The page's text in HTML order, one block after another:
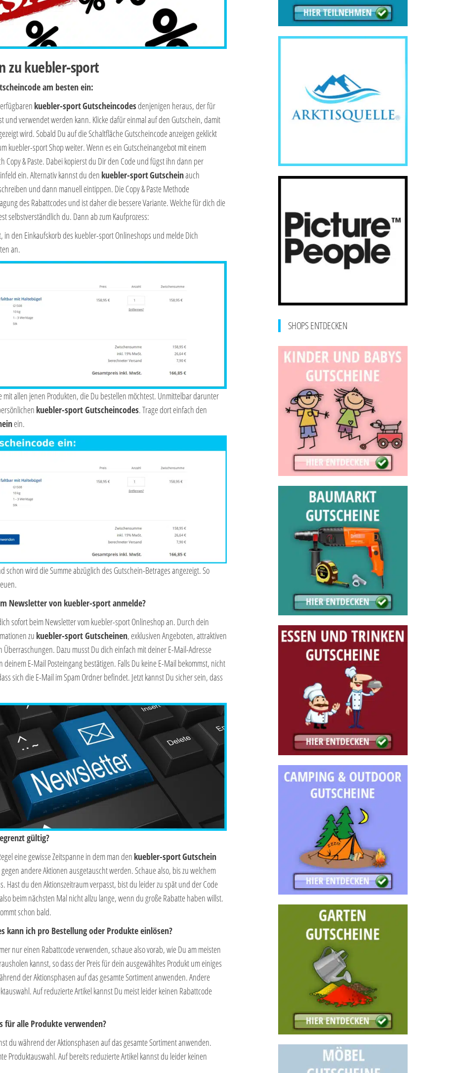
zu kuebler-sport
am besten ein:
kuebler-sportGutscheincodesdenjenigen heraus, der für
und verwendet werden kann. Klicke dafür einmal auf den Gutschein, damit
wird. Sobald Du auf die Schaltfläche Gutscheincode anzeigen geklickt
kuebler-sport Shop weiter. Wenn es ein Gutscheinangebot mit einem
Copy & Paste. Dabei kopierst du Dir den Code und fügst ihn dann per
ein. Alternativ kannst du den kuebler-sportGutscheinauch
und dann manuell eintippen. Die Copy & Paste Methode
des Rabattcodes und ist daher die bessere Variante. Welche für dich die
selbstverständlich du. Dann ab zum Kaufprozess:
in den Einkaufskorb des kuebler-sport Onlineshops und melde Dich
an.
mit allen jenen Produkten, die Du bestellen möchtest. Unmittelbar darunter
kuebler-sport Gutscheincodes. Trage dort einfach den
ein.
schon wird die Summe abzüglich des Gutschein-Betrages angezeigt. So
Newsletter von kuebler-sport anmelde?
sofort beim Newsletter vom kuebler-sport Onlineshop an. Durch dein
zu kuebler-sport Gutscheinen, exklusiven Angeboten, attraktiven
Dazu musst Du dich einfach mit deiner E-Mail-Adresse
E-Mail Posteingang bestätigen. Falls Du keine E-Mail bekommst, nicht
sich die E-Mail im Spam Ordner befindet. Jetzt kannst Du sicher sein, dass
gültig?
eine gewisse Zeitspanne in dem man den kuebler-sportGutschein
andere Aktionen ausgetauscht werden. Schaue also, bis zu welchem
Hast du den Aktionszeitraum verpasst, bist du leider zu spät und der Code
beim nächsten Mal nicht allzu lange, wenn du große Rabatte haben willst.
schon bald.
kann ich pro Bestellung oder Produkte einlösen?
nur einen Rabattcode verwenden, schaue also vorab, wie Du am meisten
kannst, so dass der Preis für dein ausgewähltes Produkt um einiges
der Aktionsphasen auf das gesamte Sortiment anwenden. Andere
Auf reduzierte Artikel kannst Du meist leider keinen Rabattcode
für alle Produkte verwenden?
du während der Aktionsphasen auf das gesamte Sortiment anwenden.
Produktauswahl. Auf bereits reduzierte Artikel kannst du leider keinen
SHOPS ENTDECKEN